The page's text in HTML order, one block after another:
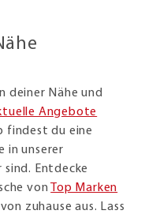
deiner Nähe und
Angebote
findest du eine
in unserer
Entdecke
von Top Marken
zuhause aus. Lass